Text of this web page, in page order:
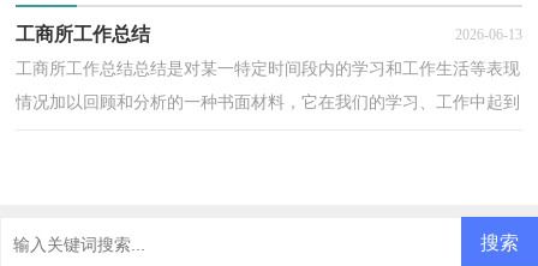
工商所工作总结 2026-06-13
工商所工作总结总结是对某一特定时间段内的学习和工作生活等表现
情况加以回顾和分析的一种书面材料，它在我们的学习、工作中起到